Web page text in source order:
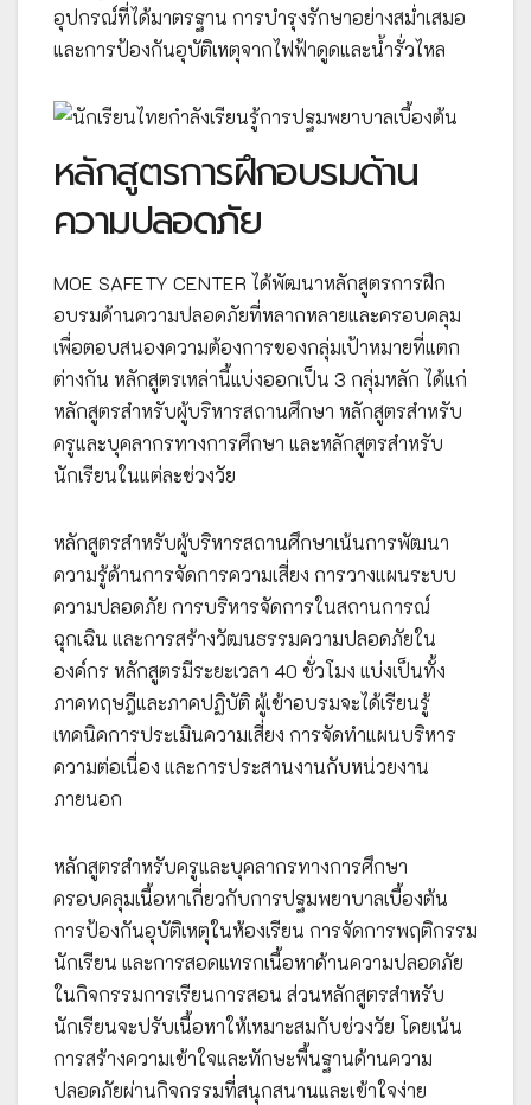
อุปกรณ์ที่ได้มาตรฐาน การบำรุงรักษาอย่างสม่ำเสมอ
และการป้องกันอุบัติเหตุจากไฟฟ้าดูดและน้ำรั่วไหล
หลักสูตรการฝึกอบรมด้าน
ความปลอดภัย
MOE SAFETY CENTER ได้พัฒนาหลักสูตรการฝึก
อบรมด้านความปลอดภัยที่หลากหลายและครอบคลุม
เพื่อตอบสนองความต้องการของกลุ่มเป้าหมายที่แตก
ต่างกัน หลักสูตรเหล่านี้แบ่งออกเป็น 3 กลุ่มหลัก ได้แก่
หลักสูตรสำหรับผู้บริหารสถานศึกษา หลักสูตรสำหรับ
ครูและบุคลากรทางการศึกษา และหลักสูตรสำหรับ
นักเรียนในแต่ละช่วงวัย
หลักสูตรสำหรับผู้บริหารสถานศึกษาเน้นการพัฒนา
ความรู้ด้านการจัดการความเสี่ยง การวางแผนระบบ
ความปลอดภัย การบริหารจัดการในสถานการณ์
ฉุกเฉิน และการสร้างวัฒนธรรมความปลอดภัยใน
องค์กร หลักสูตรมีระยะเวลา 40 ชั่วโมง แบ่งเป็นทั้ง
ภาคทฤษฎีและภาคปฏิบัติ ผู้เข้าอบรมจะได้เรียนรู้
เทคนิคการประเมินความเสี่ยง การจัดทำแผนบริหาร
ความต่อเนื่อง และการประสานงานกับหน่วยงาน
ภายนอก
หลักสูตรสำหรับครูและบุคลากรทางการศึกษา
ครอบคลุมเนื้อหาเกี่ยวกับการปฐมพยาบาลเบื้องต้น
การป้องกันอุบัติเหตุในห้องเรียน การจัดการพฤติกรรม
นักเรียน และการสอดแทรกเนื้อหาด้านความปลอดภัย
ในกิจกรรมการเรียนการสอน ส่วนหลักสูตรสำหรับ
นักเรียนจะปรับเนื้อหาให้เหมาะสมกับช่วงวัย โดยเน้น
การสร้างความเข้าใจและทักษะพื้นฐานด้านความ
ปลอดภัยผ่านกิจกรรมที่สนุกสนานและเข้าใจง่าย